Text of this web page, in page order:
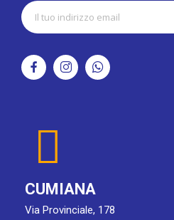
CUMIANA
Via Provinciale, 178